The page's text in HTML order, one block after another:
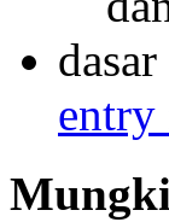
entry